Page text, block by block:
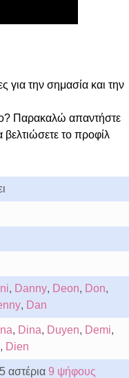
για την σημασία και την
Παρακαλώ απαντήστε
βελτιώσετε το προφίλ
, Danny, Deon, Don,
, Dan
, Dina, Duyen, Demi,
, Dien
αστέρια 9 ψήφους